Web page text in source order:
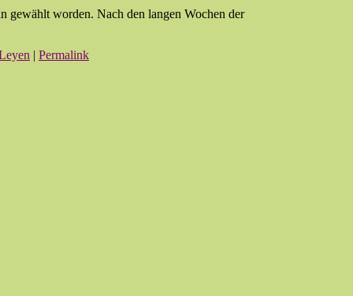
gewählt worden. Nach den langen Wochen der
Permalink